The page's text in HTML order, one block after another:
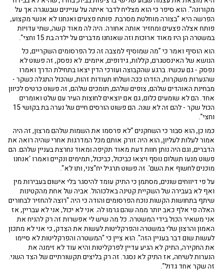
מקורונה". הוא סיפר כי הוא מצליח לדבר איתה על עניינים שבשגרה אך על
הפרשה היא "בצורה מוחלטת מסרבת. פותח פצעים ואנחנו לא אנשי מקצוע,
פותח אצלה פצעים ומחזיר אותה אחורה. היה לה מאוד קשה, שתי עדויות
במשטרה הן היו מאוד ארוכות וזה שאנחנו מדברים על ילדה בת 15 וחצי".
הוא הוסיף ואמר כי "מה שמוסיף למצבה זה כל הפרסומים השקריים, כל
הנושא של האינסטגרם, קללות, גידופים, איומים. לא נפסק, זה פשוט לא
נפסק - גם עכשיו. ברגע שהקבוצה ועורכי הדין יצאו בתחילת הדרך ואמרו
שהנערות משקרות, הזדהו ככה ושלחו תעודות זהות, שהכול התגלה כשקר -
מבחינת האוהדים שלהם, צופים שלהם, תומכים שלהם, זה פשוט כרטיס לכיוון
אחד. הם לא שומעים כלום, גם אם יוצאים לחוצות העיר עם שלט ואומרים
הכול שקר - להם זה לא שנה. הם פשוט הורסים חיים של נערה בת בקושי 15
וחצי".
כמו כן, הוא סבור כי השחקנים "לא פרסמו את השמות שלהם מרצון, זה היה
אמור לעלות לעליון, הוא היה זורק אותם מכל המדרגות אחרי שהיה רואה את
הדברים, וגם היה נותן חוות דעת מאוד תקיפה ומאוד נחרצת בעניין שלהם. הם
פשוט מנעו תשלום נוסף ויצאו כביכול, כביכול, תמימים ונקיים ואמרו 'אנחנו
מוכנים לחשוף את השם'. זה פשוט תרגיל יח"צני, ותו לא".
על פי דיווחים שונים, מסתמן כי התיק עומד להיסגר בלי אישום בעבירות מין
ואף לא בעבירה של השקיית קטינה באלכוהול. אביה של אחת מהקטינות
שיתף בתחושות הקשות נוכח הפרסומים והודה כי היה "רוצה להחזיר לבחורים
האלה פי אלף כאב יותר ממה שהם גרמו לה. אני לא יכול, אני לא עבריין, אז
אני משאיר הכול בידי המשטרה. כל מה שיש לי אפשרות זה רק להניח את
האמון והרצון שלי במשטרה והפרקליטות לעשות את הצדק, כי אני לא מתכון
לעשות שום דבר בעניין הזה". הוא ציין כי "המשטרה והפרקליטות לא סיימו
את החקירה, התיק לא הגיע עדיין לפרקליטות והיא עוד לא זימנה את
הנערות לשיחה, אז התיק לא נסגר. זה רק בליצים תקשורתיים של הצד השני.
זה שקר אחד גדול".